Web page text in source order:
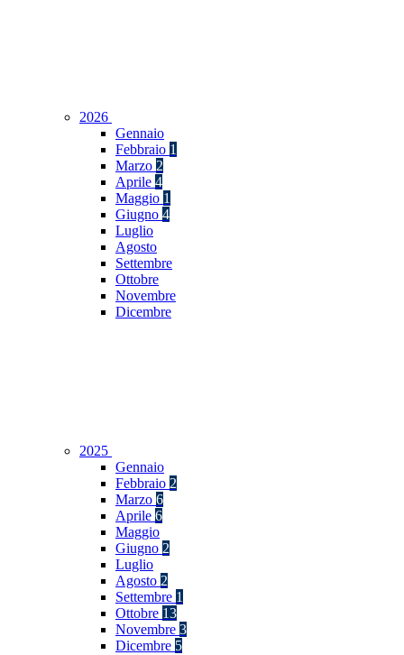
2026
Gennaio
Febbraio 1
Marzo 2
Aprile 4
Maggio 1
Giugno 4
Luglio
Agosto
Settembre
Ottobre
Novembre
Dicembre
2025
Gennaio
Febbraio 2
Marzo 6
Aprile 6
Maggio
Giugno 2
Luglio
Agosto 2
Settembre 1
Ottobre 13
Novembre 3
Dicembre 5